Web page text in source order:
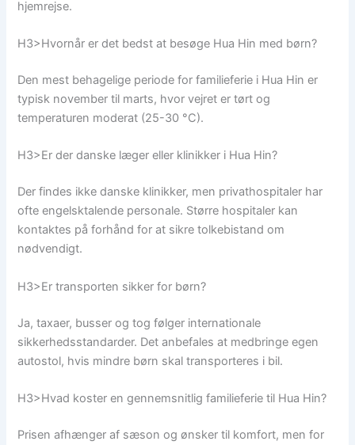
hjemrejse.
H3>Hvornår er det bedst at besøge Hua Hin med børn?
Den mest behagelige periode for familieferie i Hua Hin er
typisk november til marts, hvor vejret er tørt og
temperaturen moderat (25-30 °C).
H3>Er der danske læger eller klinikker i Hua Hin?
Der findes ikke danske klinikker, men privathospitaler har
ofte engelsktalende personale. Større hospitaler kan
kontaktes på forhånd for at sikre tolkebistand om
nødvendigt.
H3>Er transporten sikker for børn?
Ja, taxaer, busser og tog følger internationale
sikkerhedsstandarder. Det anbefales at medbringe egen
autostol, hvis mindre børn skal transporteres i bil.
H3>Hvad koster en gennemsnitlig familieferie til Hua Hin?
Prisen afhænger af sæson og ønsker til komfort, men for